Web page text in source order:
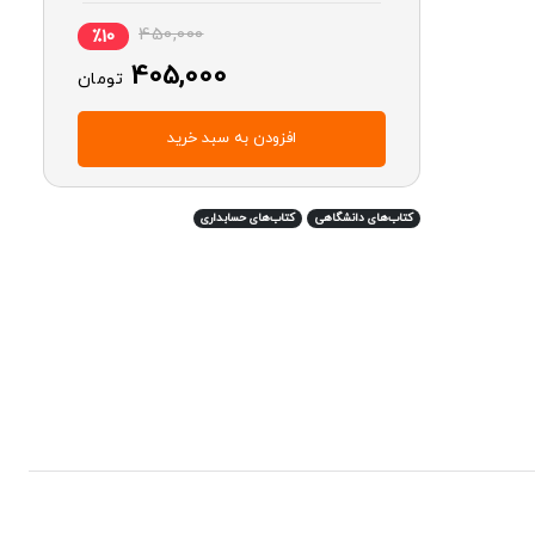
450,000 ٪10
405,000 تومان
افزودن به سبد خرید
کتاب‌های دانشگاهی کتاب‌های حسابداری